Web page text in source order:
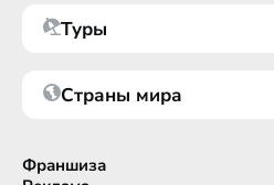
Туры
Страны мира
Франшиза